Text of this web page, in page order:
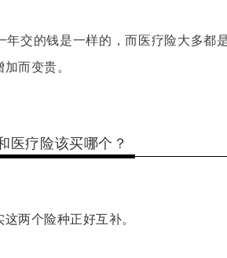
交的钱是一样的，而医疗险大多都
而变贵。
医疗险该买哪个？
这两个险种正好互补。